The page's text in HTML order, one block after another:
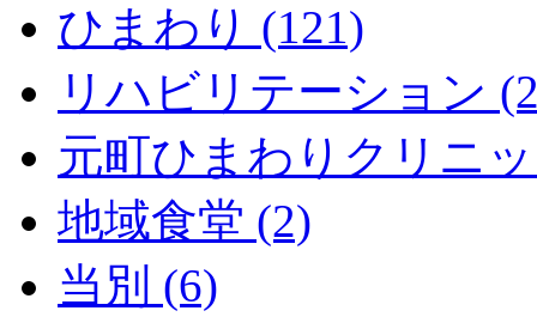
ひまわり (121)
リハビリテーション
元町ひまわりクリニ
地域食堂 (2)
当別 (6)